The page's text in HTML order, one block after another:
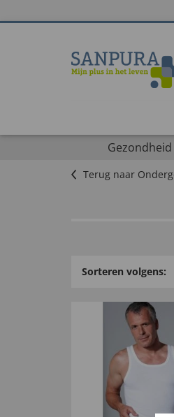
Gezondheid
Terug naar
Sorteren volgens: